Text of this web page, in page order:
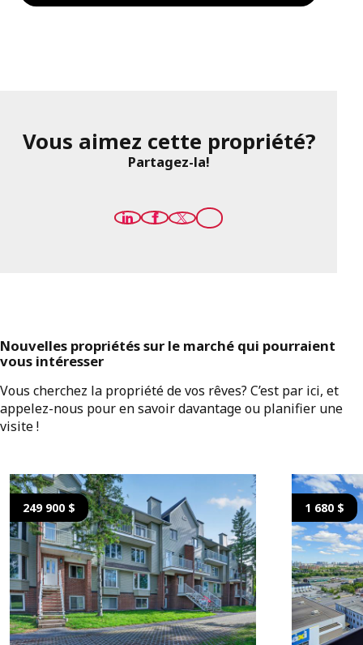
Vous aimez cette propriété?
Partagez-la!
Nouvelles propriétés sur le marché qui pourraient
vous intéresser
Vous cherchez la propriété de vos rêves? C’est par ici, et
appelez-nous pour en savoir davantage ou planifier une
visite !
249 900 $ 1 680 $